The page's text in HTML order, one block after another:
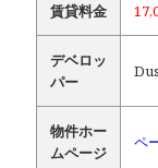
賃貸料金
デベロッ
パー
物件ホー
ムページ
ペ